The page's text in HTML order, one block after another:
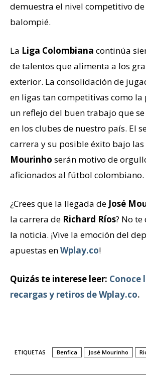
demuestra el nivel competitivo
balompié.
La Liga Colombiana continúa
de talentos que alimenta a los
exterior. La consolidación de
en ligas tan competitivas como la
un reflejo del buen trabajo que
en los clubes de nuestro país. El
carrera y su posible éxito bajo las
Mourinho serán motivo de
aficionados al fútbol colombiano.
¿Crees que la llegada de José
la carrera de Richard Ríos? No
la noticia. ¡Vive la emoción del
apuestas enWplay.co!
Quizás te interese leer: Conoce
recargas y retiros de Wplay.co.
ETIQUETAS Benfica José Mourinho